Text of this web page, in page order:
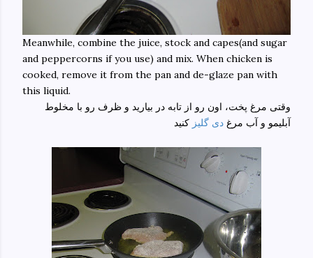
Meanwhile, combine the juice, stock and capes(and sugar
and peppercorns if you use) and mix. When chicken is
cooked, remove it from the pan and de-glaze pan with
this liquid.
وقتی مرغ پخت، اون رو از تابه در بیارید و ظرف رو با مخلوط
آبلیمو و آب مرغ دی گلیز کنید